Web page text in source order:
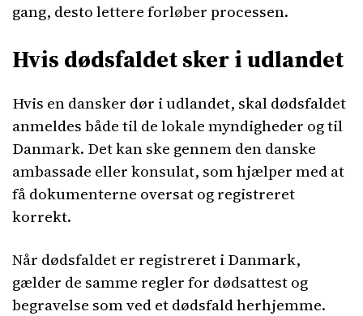
gang, desto lettere forløber processen.
Hvis dødsfaldet sker i udlandet
Hvis en dansker dør i udlandet, skal dødsfaldet
anmeldes både til de lokale myndigheder og til
Danmark. Det kan ske gennem den danske
ambassade eller konsulat, som hjælper med at
få dokumenterne oversat og registreret
korrekt.
Når dødsfaldet er registreret i Danmark,
gælder de samme regler for dødsattest og
begravelse som ved et dødsfald herhjemme.